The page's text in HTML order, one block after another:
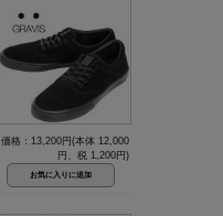
価格：13,200円(本体 12,000
円、税 1,200円)